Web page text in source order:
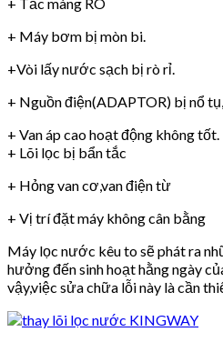
+ Máy bơm bị mòn bi.
+Vòi lấy nước sạch bị rò rỉ.
+ Nguồn điện(ADAPTOR) bị nổ
+ Van áp cao hoạt động không tốt.
+ Lõi lọc bị bẩn tắc
+ Hỏng van cơ,van điện từ
+ Vị trí đặt máy không cân bằng
Máy lọc nước kêu to sẽ phát ra
hưởng đến sinh hoạt hằng ngày
vậy,việc sửa chữa lỗi này là cần